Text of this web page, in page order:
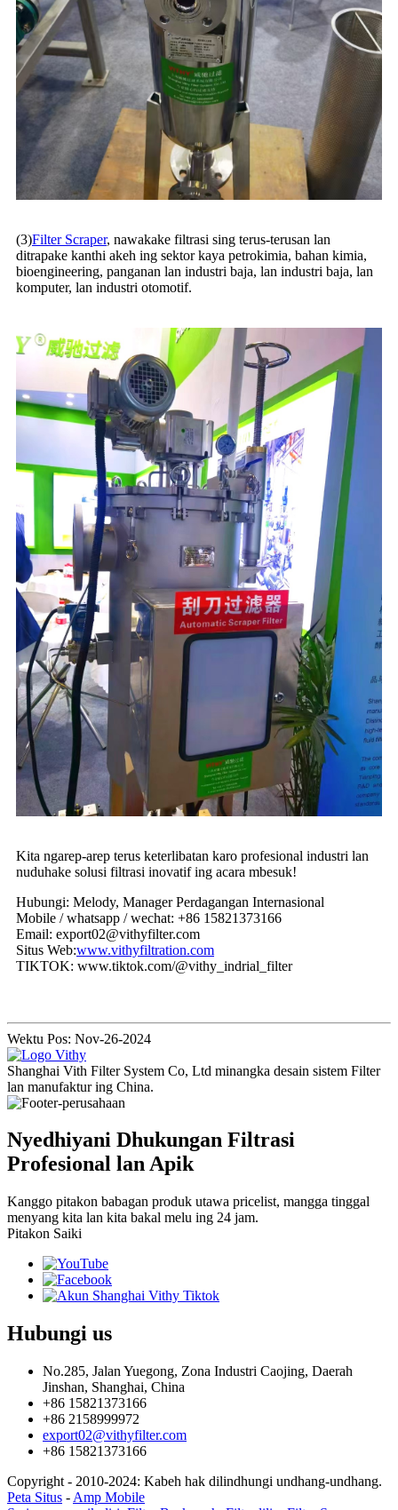
(3)Filter Scraper, nawakake filtrasi sing terus-terusan lan
ditrapake kanthi akeh ing sektor kaya petrokimia, bahan kimia,
bioengineering, panganan lan industri baja, lan industri baja, lan
komputer, lan industri otomotif.
Kita ngarep-arep terus keterlibatan karo profesional industri lan
nuduhake solusi filtrasi inovatif ing acara mbesuk!
Hubungi: Melody, Manager Perdagangan Internasional
Mobile / whatsapp / wechat: +86 15821373166
Email: export02@vithyfilter.com
Situs Web:www.vithyfiltration.com
TIKTOK: www.tiktok.com/@vithy_indrial_filter
Wektu Pos: Nov-26-2024
Shanghai Vith Filter System Co, Ltd minangka desain sistem Filter
lan manufaktur ing China.
Nyedhiyani Dhukungan Filtrasi
Profesional lan Apik
Kanggo pitakon babagan produk utawa pricelist, mangga tinggal
menyang kita lan kita bakal melu ing 24 jam.
Pitakon Saiki
Hubungi us
No.285, Jalan Yuegong, Zona Industri Caojing, Daerah
Jinshan, Shanghai, China
+86 15821373166
+86 2158999972
export02@vithyfilter.com
+86 15821373166
Copyright - 2010-2024: Kabeh hak dilindhungi undhang-undhang.
Peta Situs - Amp Mobile